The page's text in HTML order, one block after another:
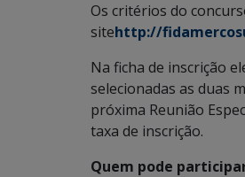
Os critérios do
sitehttp://
Na ficha de inscrição
selecionadas as duas
próxima Reunião
taxa de inscrição.
Quem pode